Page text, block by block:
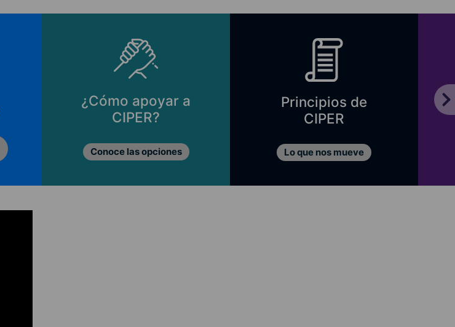
¿Cómo apoyar a
CIPER?
Conoce las opciones
Principios de
CIPER
Lo que nos mueve